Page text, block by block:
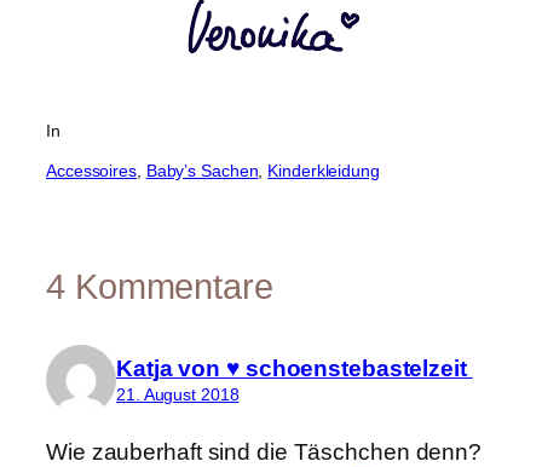
In
Accessoires, Baby’s Sachen Kinderkleidung
4 Kommentare
Katja von ♥ schoenstebastelzeit
21. August 2018
Wie zauberhaft sind die Täschchen denn?